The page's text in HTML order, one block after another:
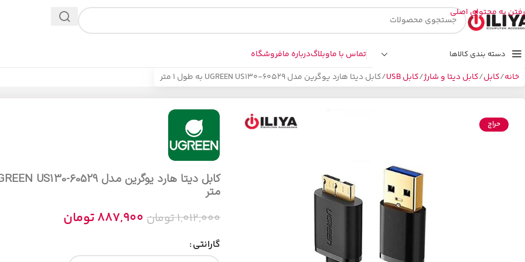
رفتن به محتوای اصلی
دسته بندی کالاها تماس با ماوبلاگدرباره مافروشگاه
خانه کابل کابل دیتا و شارژ کابل USB کابل دیتا هارد یوگرین مدل UGREEN US130-60529 به طول 1 متر
حراج
متر
1,012,000تومان 887,900تومان
گارانتی